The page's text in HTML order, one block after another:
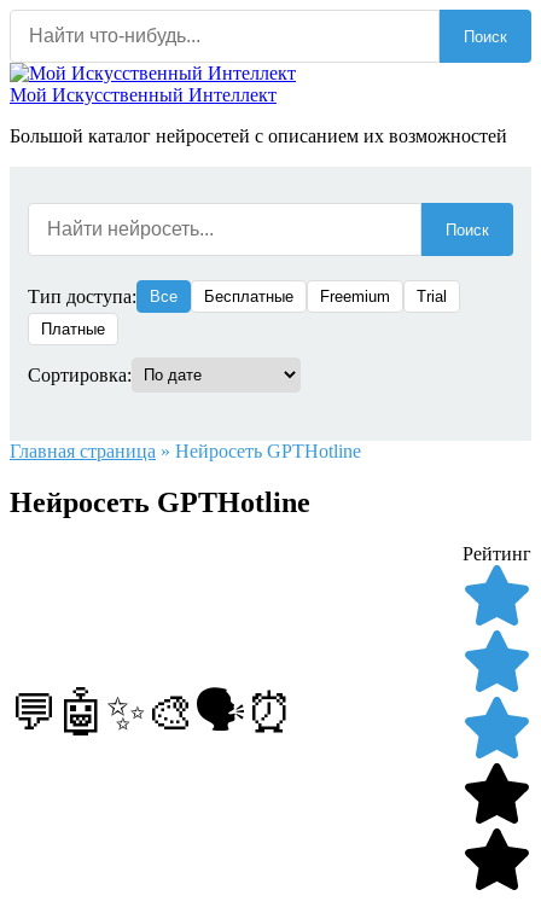
Перейти
содержанию
Поиск
Мой Искусственный Интеллект
Большой каталог нейросетей с описанием их возможностей
Поиск
Тип доступа: Все Бесплатные Freemium
Trial
Платные
Сортировка:
Главная страница » Нейросеть GPTHotline
Нейросеть GPTHotline
💬🤖✨🎨🗣️⏰
Рейтинг